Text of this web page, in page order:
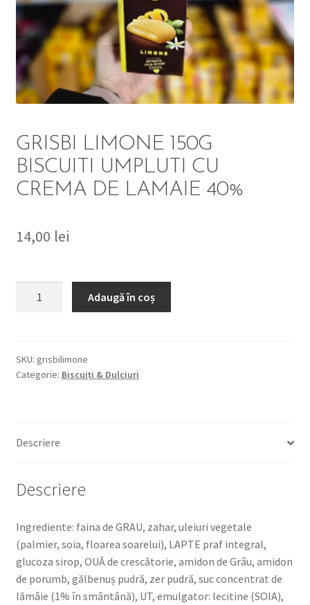
DETERGENT
SOLUȚII CURĂȚENIE
ÎNGRIJIRE
PERSONALĂ
GRISBI LIMONE 150G
BISCUITI UMPLUTI CU
CREMA DE LAMAIE 40%
14,00 lei
BISCUITI
UMPLUTI
LAMAIE
Adaugă în coș
SKU: grisbilimone
Categorie: Biscuiți & Dulciuri
Descriere
Descriere
Ingrediente: faina de GRAU, zahar, uleiuri vegetale
(palmier, soia, floarea soarelui), LAPTE praf integral,
glucoza sirop, OUĂ de crescătorie, amidon de Grâu, amidon
de porumb, gălbenuș pudră, zer pudră, suc concentrat de
lămâie (1% în smântână), UT, emulgator: lecitine (SOIA),